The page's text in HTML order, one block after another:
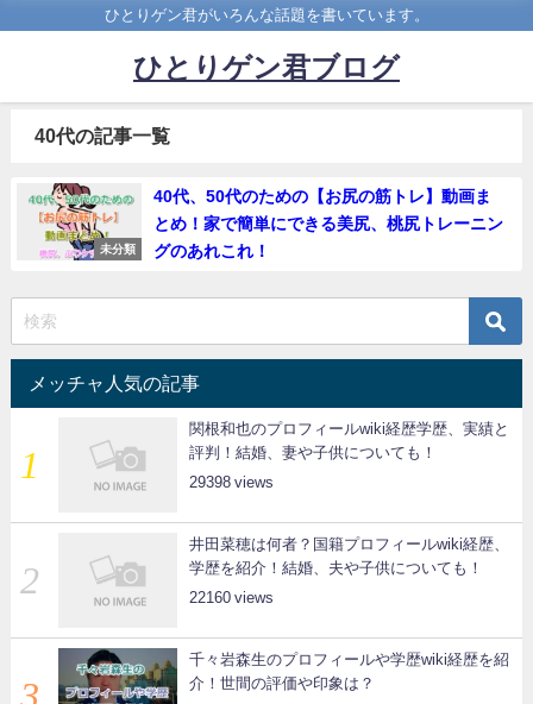
ひとりゲン君がいろんな話題を書いています。
ひとりゲン君ブログ
40代の記事一覧
未分類
40代、50代のための【お尻の筋トレ】動画ま
とめ！家で簡単にできる美尻、桃尻トレーニン
グのあれこれ！
メッチャ人気の記事
関根和也のプロフィールwiki経歴学歴、実績と
評判！結婚、妻や子供についても！
29398
井田菜穂は何者？国籍プロフィールwiki経歴、
学歴を紹介！結婚、夫や子供についても！
22160
千々岩森生のプロフィールや学歴wiki経歴を紹
介！世間の評価や印象は？